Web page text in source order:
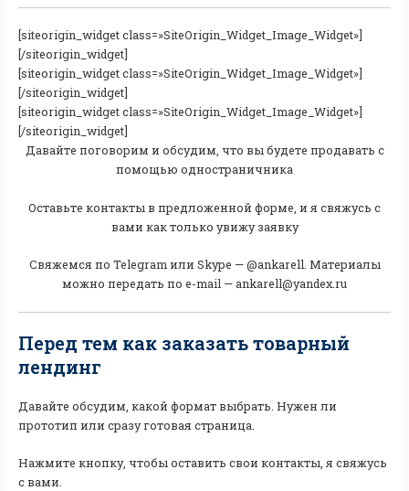
[siteorigin_widget class=»SiteOrigin_Widget_Image_Widget»]
[/siteorigin_widget]
[siteorigin_widget class=»SiteOrigin_Widget_Image_Widget»]
[/siteorigin_widget]
[siteorigin_widget class=»SiteOrigin_Widget_Image_Widget»]
[/siteorigin_widget]
Давайте поговорим и обсудим, что вы будете продавать с
помощью одностраничника
Оставьте контакты в предложенной форме, и я свяжусь с
вами как только увижу заявку
Свяжемся по Telegram или Skype — @ankarell. Материалы
можно передать по e-mail — ankarell@yandex.ru
Перед тем как заказать товарный
лендинг
Давайте обсудим, какой формат выбрать. Нужен ли
прототип или сразу готовая страница.
Нажмите кнопку, чтобы оставить свои контакты, я свяжусь
с вами.